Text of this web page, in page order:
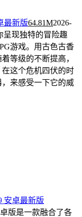
最新版64.81M2026-
呈现独特的冒险趣
游戏。用古色古香
等级的不断提高，
这个危机四伏的时
来感受一下它的威
安卓最新版
版是一款融合了各